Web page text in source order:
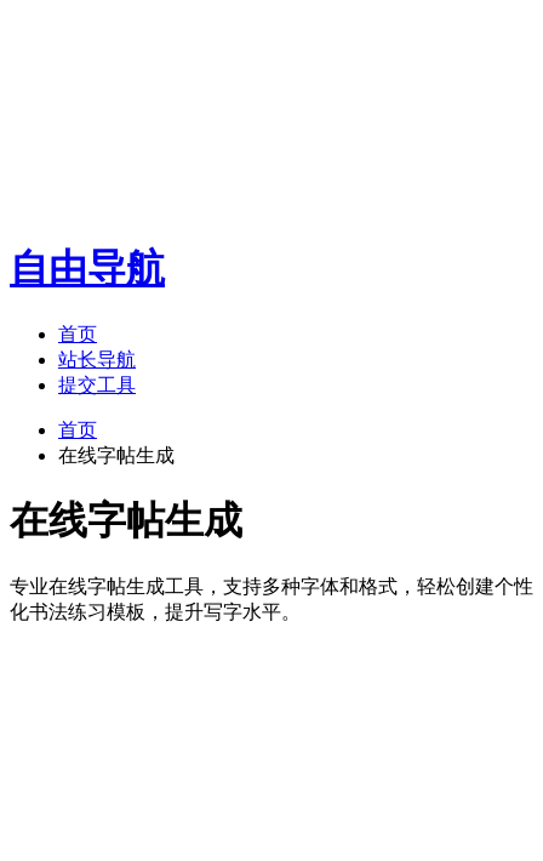
自由导航
首页
站长导航
提交工具
首页
在线字帖生成
在线字帖生成
专业在线字帖生成工具，支持多种字体和格式，轻松创建个性
化书法练习模板，提升写字水平。